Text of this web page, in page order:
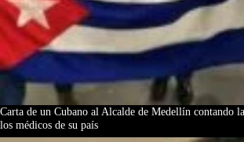
Carta de un Cubano al Alcalde de Medellín contando
los médicos de su país